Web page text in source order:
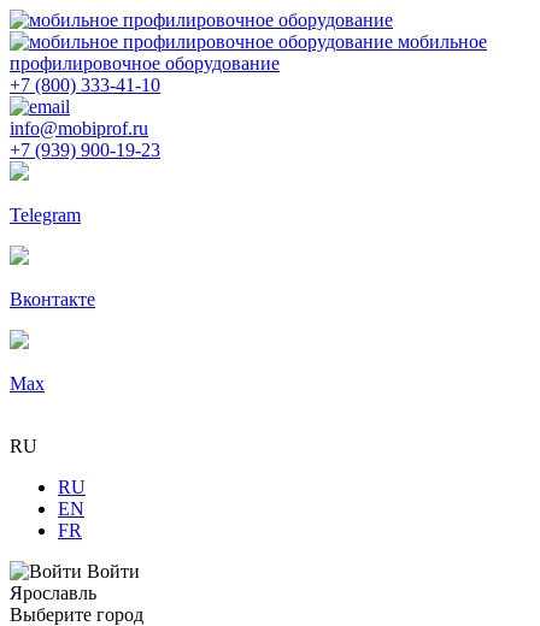
мобильное
профилировочное оборудование
+7 (800) 333-41-10
info@mobiprof.ru
+7 (939) 900-19-23
Telegram
Вконтакте
Max
RU
RU
EN
FR
Войти
Ярославль
Выберите город